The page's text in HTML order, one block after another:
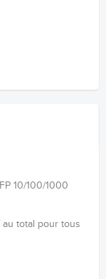
10/100/1000
total pour tous